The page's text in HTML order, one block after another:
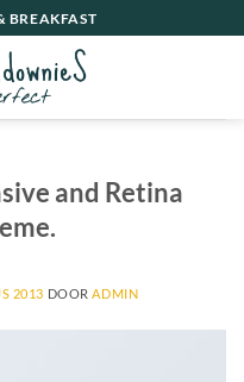
BREAKFAST
and Retina
2013 DOOR ADMIN